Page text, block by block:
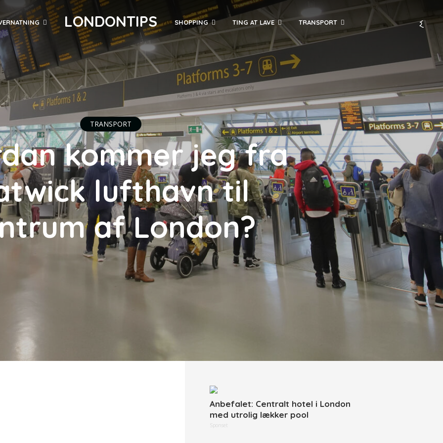
LONDONTIPS SHOPPING TING AT LAVE TRANSPORT
TRANSPORT
kommer jeg fra
lufthavn til
af London?
Anbefalet: Centralt hotel i London
med utrolig lækker pool
Sponset